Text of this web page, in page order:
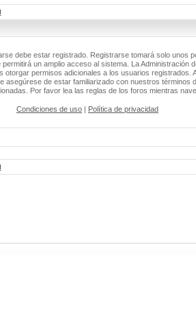
debe estar registrado. Registrarse tomará solo unos
un amplio acceso al sistema. La Administración
otorgar permisos adicionales a los usuarios registrados.
asegúrese de estar familiarizado con nuestros términos
Por favor lea las reglas de los foros mientras
Condiciones de uso | Política de privacidad